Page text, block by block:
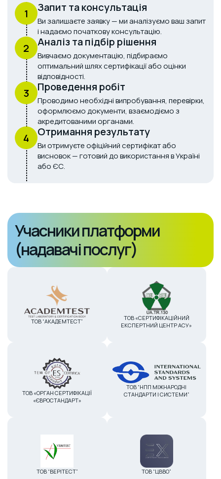
1 Запит та консультація
Ви залишаєте заявку — ми аналізуємо ваш запит
і надаємо початкову консультацію.
2 Аналіз та підбір рішення
Вивчаємо документацію, підбираємо
оптимальний шлях сертифікації або оцінки
відповідності.
3 Проведення робіт
Проводимо необхідні випробування, перевірки,
оформлюємо документи, взаємодіємо з
акредитованими органами.
4 Отримання результату
Ви отримуєте офіційний сертифікат або
висновок — готовий до використання в Україні
або ЄС.
Учасники платформи
(надавачі послуг)
ТОВ “АКАДЕМТЕСТ”
ТОВ «СЕРТИФІКАЦІЙНИЙ
ЕКСПЕРТНИЙ ЦЕНТР АСУ»
ТОВ «ОРГАН СЕРТИФІКАЦІЇ
«ЄВРОСТАНДАРТ»
ТОВ “НПП МІЖНАРОДНІ
СТАНДАРТИ І СИСТЕМИ”
ТОВ “ВЕРІТЕСТ” ТОВ “ЦВВО”